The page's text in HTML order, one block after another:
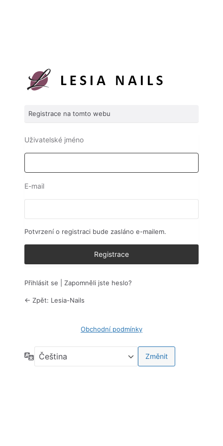
Registrace na tomto webu
Uživatelské jméno
E-mail
Potvrzení o registraci bude zasláno e-mailem.
Přihlásit se Zapomněli jste heslo?
← Zpět: Lesia-Nails
Obchodní podmínky